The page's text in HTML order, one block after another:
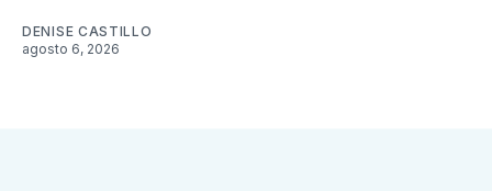
DENISE CASTILLO
agosto 6, 2026